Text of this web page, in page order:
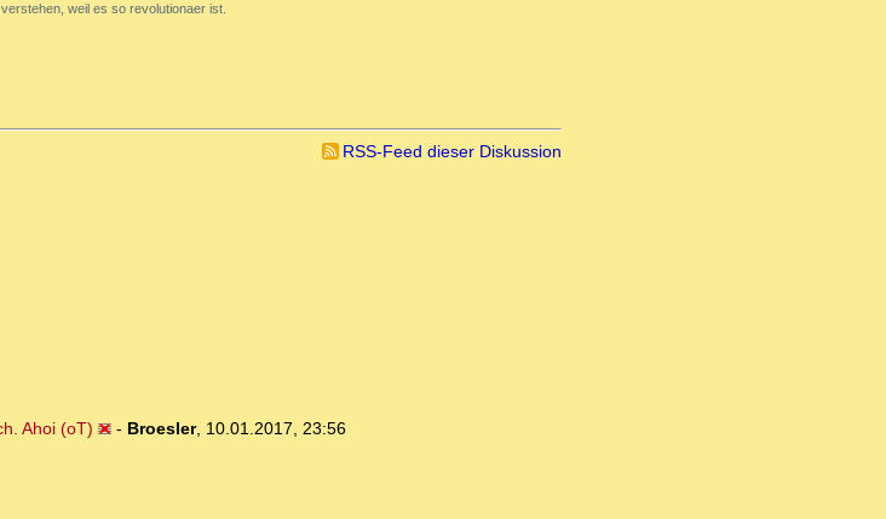
weil es so revolutionaer ist.
RSS-Feed dieser Diskussion
Ahoi (oT)
- Broesler, 10.01.2017, 23:56